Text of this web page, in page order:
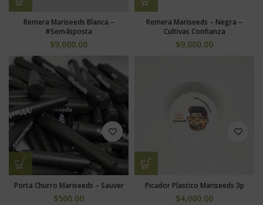
Remera Mariseeds Blanca –
#Sem4sposta
$9,000.00
Remera Mariseeds – Negra –
Cultivas Confianza
$9,000.00
Porta Churro Mariseeds – Sauver
$500.00
Picador Plastico Mariseeds 3p
$4,000.00